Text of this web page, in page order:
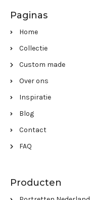
Paginas
Home
Collectie
Custom made
Over ons
Inspiratie
Blog
Contact
FAQ
Producten